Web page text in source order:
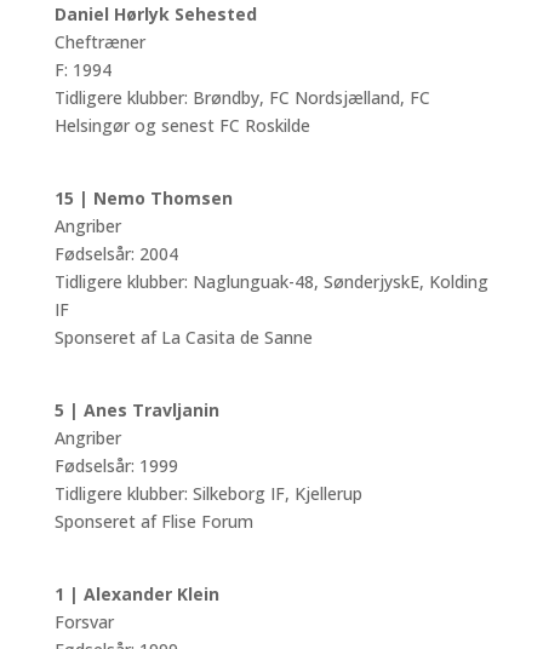
Daniel Hørlyk Sehested
Cheftræner
F: 1994
Tidligere klubber: Brøndby, FC Nordsjælland, FC
Helsingør og senest FC Roskilde
15 | Nemo Thomsen
Angriber
Fødselsår: 2004
Tidligere klubber: Naglunguak-48, SønderjyskE, Kolding
IF
Sponseret af La Casita de Sanne
5 | Anes Travljanin
Angriber
Fødselsår: 1999
Tidligere klubber: Silkeborg IF, Kjellerup
Sponseret af Flise Forum
1 | Alexander Klein
Forsvar